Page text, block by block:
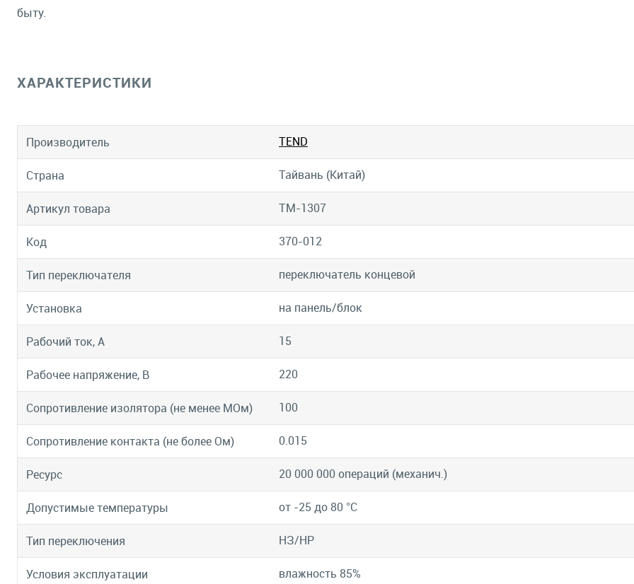
быту.
ХАРАКТЕРИСТИКИ
Производитель TEND
Страна Тайвань (Китай)
Артикул товара TM-1307
Код 370-012
Тип переключателя переключатель концевой
Установка на панель/блок
Рабочий ток, А 15
Рабочее напряжение, В 220
Сопротивление изолятора (не менее МОм) 100
Сопротивление контакта (не более Ом) 0.015
Ресурс 20 000 000 операций (механич.)
Допустимые температуры от -25 до 80 °C
Тип переключения НЗ/НР
Условия эксплуатации влажность 85%